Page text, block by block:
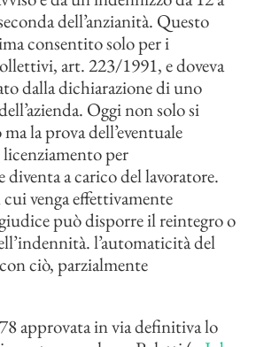
dell’anzianità. Questo
consentito solo per i
art. 223/1991, e doveva
dalla dichiarazione di uno
Oggi non solo si
la prova dell’eventuale
per
a carico del lavoratore.
cui venga effettivamente
può disporre il reintegro o
l’automaticità del
ciò, parzialmente
approvata in via definitiva lo